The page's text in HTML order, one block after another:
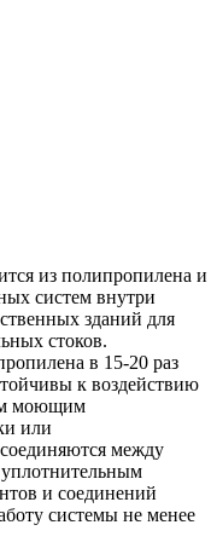
из полипропилена и
систем внутри
зданий для
стоков.
в 15-20 раз
к воздействию
моющим
или
между
уплотнительным
и соединений
системы не менее